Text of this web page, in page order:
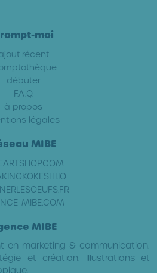
moi
récent
débuter
F.A.Q.
à propos
légales
MIBE
MIBE.COM
MIBE
en marketing & communication.
et création. Illustrations et